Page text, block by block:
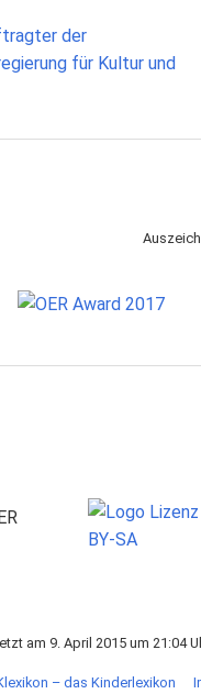
am 9. April 2015 um 21:04
– das Kinderlexikon